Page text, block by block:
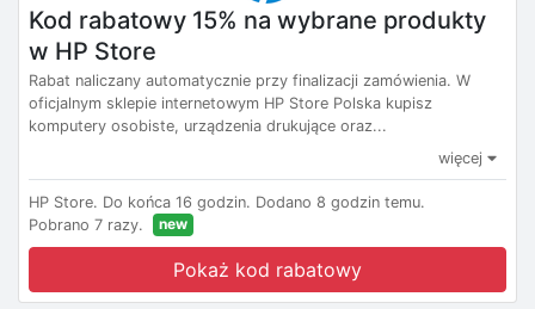
Kod rabatowy 15% na wybrane produkty
w HP Store
Rabat naliczany automatycznie przy finalizacji zamówienia. W
oficjalnym sklepie internetowym HP Store Polska kupisz
komputery osobiste, urządzenia drukujące oraz...
więcej
HP Store. Do końca 16 godzin. Dodano 8 godzin temu.
Pobrano 7 razy.
new
Pokaż kod rabatowy